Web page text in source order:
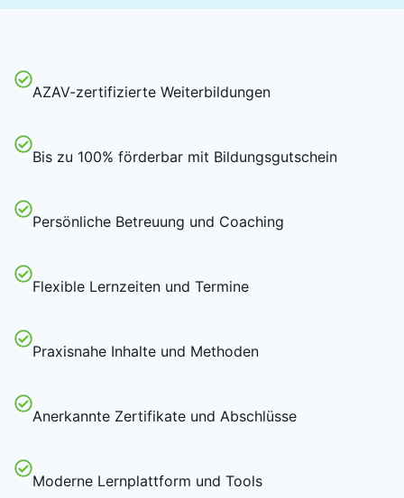
AZAV-zertifizierte Weiterbildungen
Bis zu 100% förderbar mit Bildungsgutschein
Persönliche Betreuung und Coaching
Flexible Lernzeiten und Termine
Praxisnahe Inhalte und Methoden
Anerkannte Zertifikate und Abschlüsse
Moderne Lernplattform und Tools